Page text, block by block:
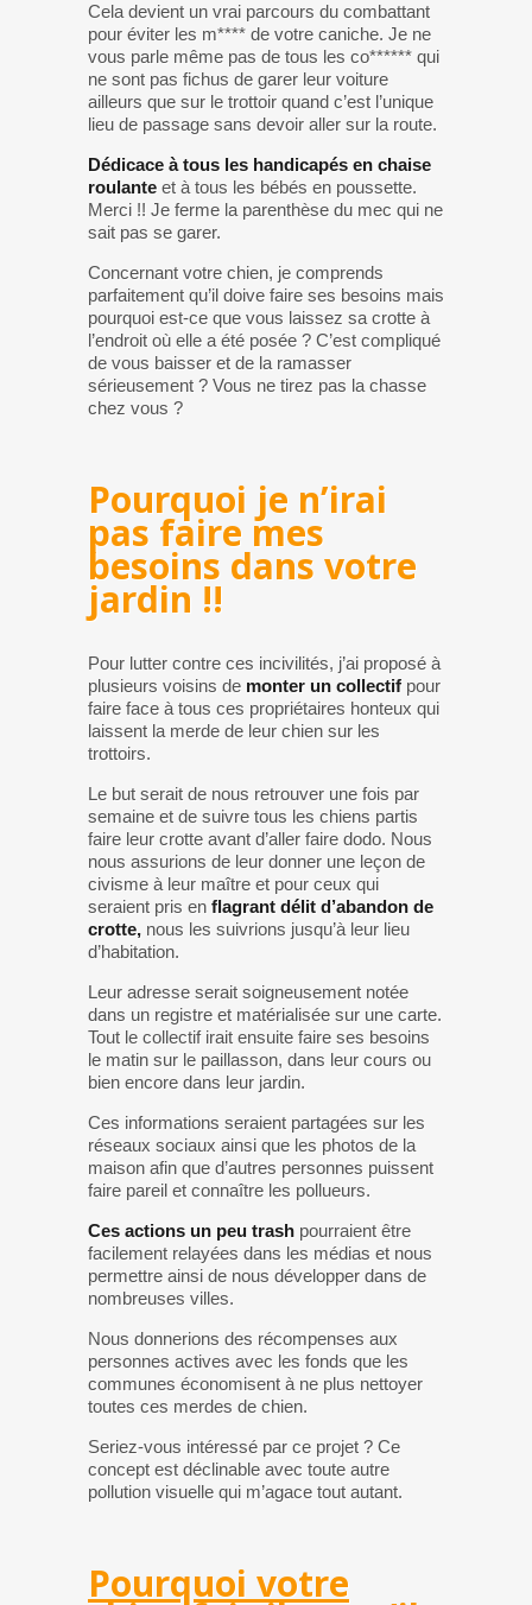
Cela devient un vrai parcours du combattant
pour éviter les m**** de votre caniche. Je ne
vous parle même pas de tous les co****** qui
ne sont pas fichus de garer leur voiture
ailleurs que sur le trottoir quand c’est l’unique
lieu de passage sans devoir aller sur la route.
Dédicace à tous les handicapés en chaise
roulante et à tous les bébés en poussette.
Merci !! Je ferme la parenthèse du mec qui ne
sait pas se garer.
Concernant votre chien, je comprends
parfaitement qu’il doive faire ses besoins mais
pourquoi est-ce que vous laissez sa crotte à
l’endroit où elle a été posée ? C’est compliqué
de vous baisser et de la ramasser
sérieusement ? Vous ne tirez pas la chasse
chez vous ?
Pourquoi je n’irai
pas faire mes
besoins dans votre
jardin !!
Pour lutter contre ces incivilités, j’ai proposé à
plusieurs voisins de monter un collectif pour
faire face à tous ces propriétaires honteux qui
laissent la merde de leur chien sur les
trottoirs.
Le but serait de nous retrouver une fois par
semaine et de suivre tous les chiens partis
faire leur crotte avant d’aller faire dodo. Nous
nous assurions de leur donner une leçon de
civisme à leur maître et pour ceux qui
seraient pris en flagrant délit d’abandon de
crotte, nous les suivrions jusqu’à leur lieu
d’habitation.
Leur adresse serait soigneusement notée
dans un registre et matérialisée sur une carte.
Tout le collectif irait ensuite faire ses besoins
le matin sur le paillasson, dans leur cours ou
bien encore dans leur jardin.
Ces informations seraient partagées sur les
réseaux sociaux ainsi que les photos de la
maison afin que d’autres personnes puissent
faire pareil et connaître les pollueurs.
Ces actions un peu trash pourraient être
facilement relayées dans les médias et nous
permettre ainsi de nous développer dans de
nombreuses villes.
Nous donnerions des récompenses aux
personnes actives avec les fonds que les
communes économisent à ne plus nettoyer
toutes ces merdes de chien.
Seriez-vous intéressé par ce projet ? Ce
concept est déclinable avec toute autre
pollution visuelle qui m’agace tout autant.
Pourquoi votre